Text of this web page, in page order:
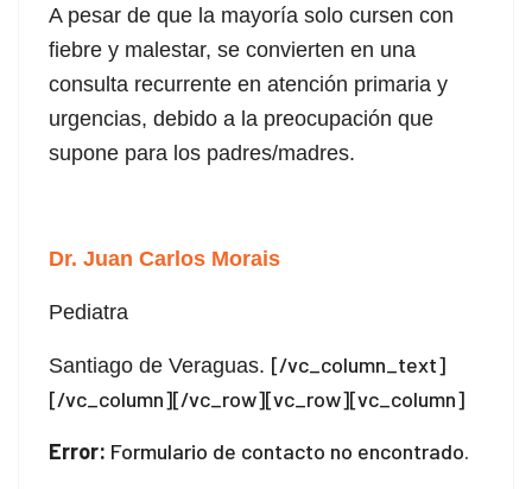
Panel
panel
giriş
bonusu
bonusu
A pesar de que la mayoría solo cursen con
fiebre y malestar, se convierten en una
consulta recurrente en atención primaria y
urgencias, debido a la preocupación que
supone para los padres/madres.
Dr. Juan Carlos Morais
Pediatra
Santiago de Veraguas. [/vc_column_text]
[/vc_column][/vc_row][vc_row][vc_column]
Error: Formulario de contacto no encontrado.